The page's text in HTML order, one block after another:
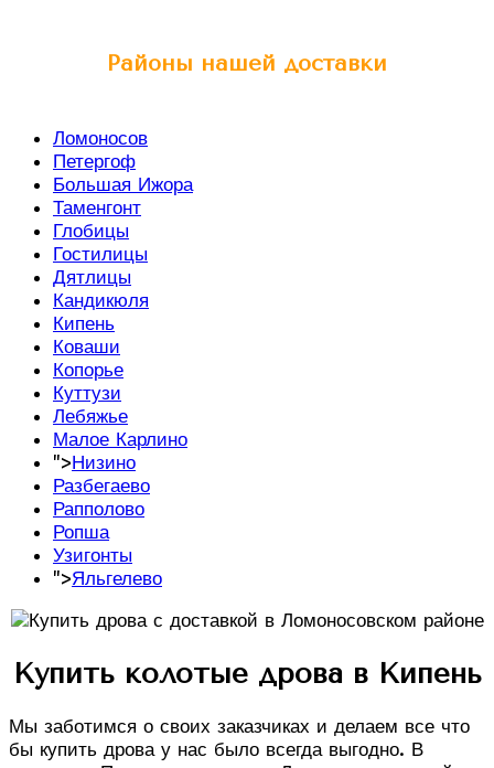
Районы нашей доставки
Ломоносов
Петергоф
Большая Ижора
Таменгонт
Глобицы
Гостилицы
Дятлицы
Кандикюля
Кипень
Коваши
Копорье
Куттузи
Лебяжье
Малое Карлино
">Низино
Разбегаево
Рапполово
Ропша
Узигонты
">Яльгелево
Купить колотые дрова в Кипень
Мы заботимся о своих заказчиках и делаем все что
бы купить дрова у нас было всегда выгодно. В